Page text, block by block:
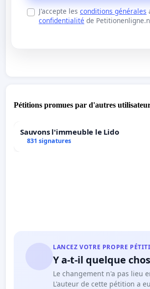
J'accepte les conditions générales
confidentialité de
Pétitions promues par d'autres
Sauvons l'immeuble le Lido
831 signatures
LANCEZ VOTRE PROPRE
Y a-t-il quelque
Le changement n'a pas lieu
L'auteur de cette pétition a